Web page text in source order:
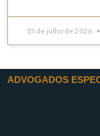
15 de julho de 2026
ADVOGADOS